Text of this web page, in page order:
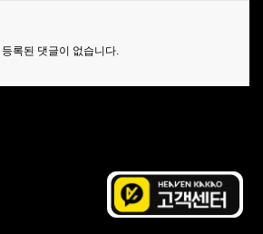
등록된 댓글이 없습니다.